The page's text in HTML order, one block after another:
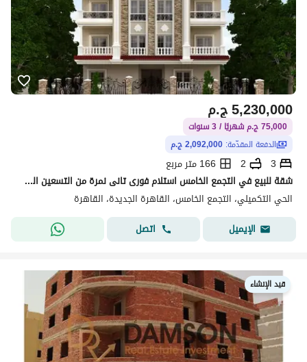
ج.م5,230,000
75,000 ج.م شهريًا / 3 سنوات
الدفعة المقدّمة: 2,092,000 ج.م
3
2
166 متر مربع
شقة للبيع في التجمع الخامس استلام فورى تانى نمرة من التسعين الشمالي
الحي التكميلي، التجمع الخامس، القاهرة الجديدة، القاهرة
الإيميل
اتصل
قيد الإنشاء